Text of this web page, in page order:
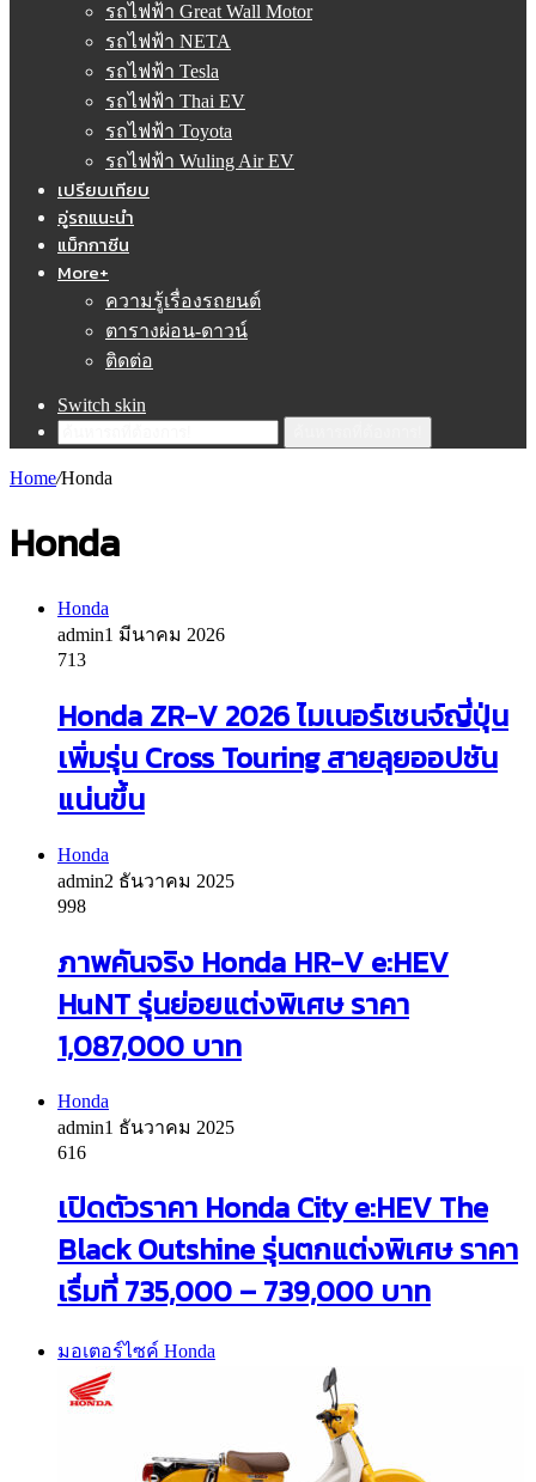
รถไฟฟ้า Great Wall Motor
รถไฟฟ้า NETA
รถไฟฟ้า Tesla
รถไฟฟ้า Thai EV
รถไฟฟ้า Toyota
รถไฟฟ้า Wuling Air EV
เปรียบเทียบ
อู่รถแนะนำ
แม็กกาซีน
More+
ความรู้เรื่องรถยนต์
ตารางผ่อน-ดาวน์
ติดต่อ
Switch skin
Home/Honda
Honda
Honda
admin1 มีนาคม 2026
713
Honda ZR-V 2026 ไมเนอร์เชนจ์ญี่ปุ่น
เพิ่มรุ่น Cross Touring สายลุยออปชัน
แน่นขึ้น
Honda
admin2 ธันวาคม 2025
998
ภาพคันจริง Honda HR-V e:HEV
HuNT รุ่นย่อยแต่งพิเศษ ราคา
1,087,000 บาท
Honda
admin1 ธันวาคม 2025
616
เปิดตัวราคา Honda City e:HEV The
Black Outshine รุ่นตกแต่งพิเศษ ราคา
เรื่มที่ 735,000 – 739,000 บาท
มอเตอร์ไซค์ Honda